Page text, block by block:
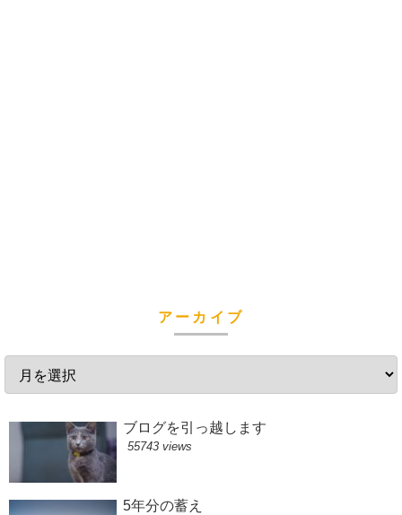
アーカイブ
ブログを引っ越します
55743 views
5年分の蓄え